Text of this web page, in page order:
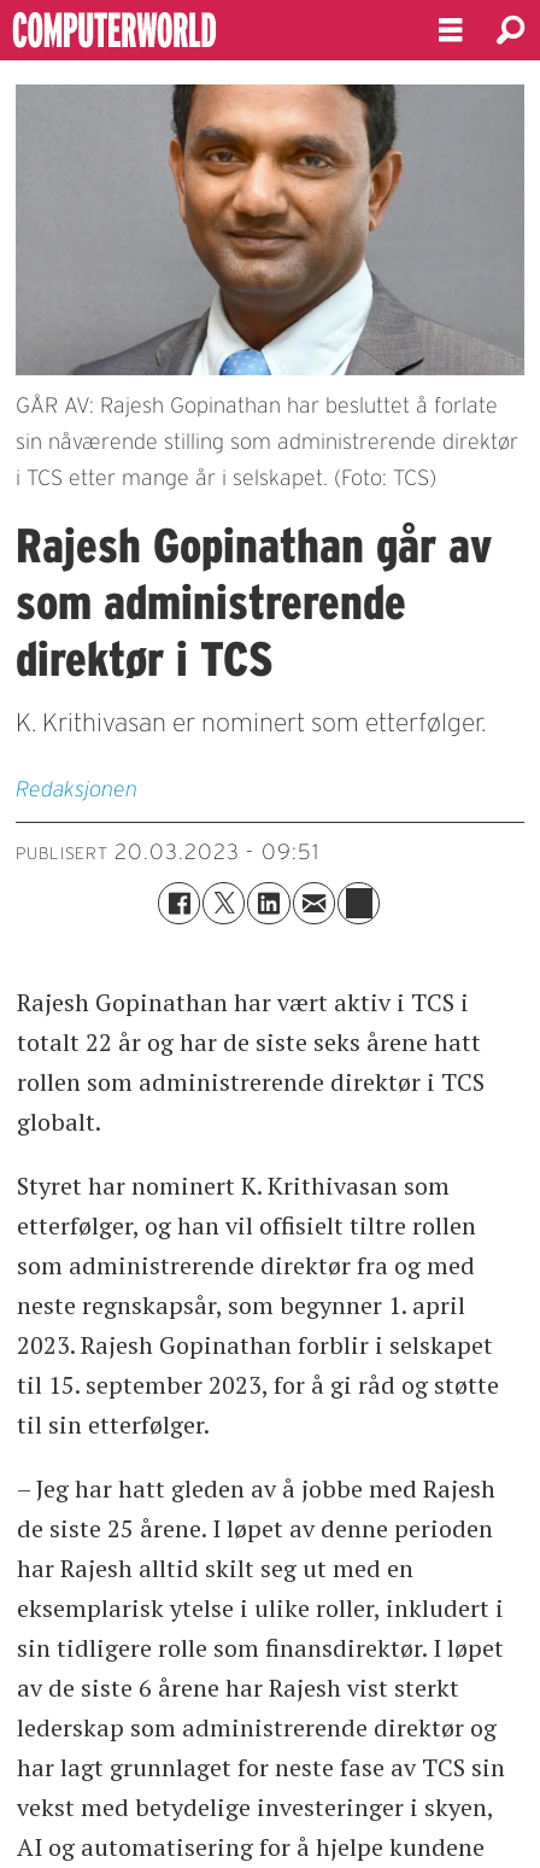
GÅR AV: Rajesh Gopinathan har besluttet å forlate
sin nåværende stilling som administrerende direktør
i TCS etter mange år i selskapet. (Foto: TCS)
Rajesh Gopinathan går av
som administrerende
direktør i TCS
K. Krithivasan er nominert som etterfølger.
Redaksjonen
PUBLISERT 20.03.2023 - 09:51
Rajesh Gopinathan har vært aktiv i TCS i
totalt 22 år og har de siste seks årene hatt
rollen som administrerende direktør i TCS
globalt.
Styret har nominert K. Krithivasan som
etterfølger, og han vil offisielt tiltre rollen
som administrerende direktør fra og med
neste regnskapsår, som begynner 1. april
2023. Rajesh Gopinathan forblir i selskapet
til 15. september 2023, for å gi råd og støtte
til sin etterfølger.
– Jeg har hatt gleden av å jobbe med Rajesh
de siste 25 årene. I løpet av denne perioden
har Rajesh alltid skilt seg ut med en
eksemplarisk ytelse i ulike roller, inkludert i
sin tidligere rolle som finansdirektør. I løpet
av de siste 6 årene har Rajesh vist sterkt
lederskap som administrerende direktør og
har lagt grunnlaget for neste fase av TCS sin
vekst med betydelige investeringer i skyen,
AI og automatisering for å hjelpe kundene